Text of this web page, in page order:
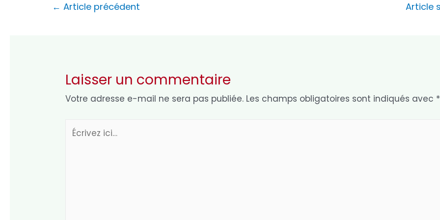
Navigation
← Article précédent Article
Laisser un commentaire
Votre adresse e-mail ne sera pas publiée. Les champs obligatoires sont indiqués avec *
Écrivez